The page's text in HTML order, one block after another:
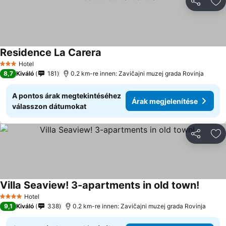
3 Kategória
Hotel
Residence La Carera
8,7 Kiváló 181 0.2 km-re innen: Zavičajni muzej grada Rovinja
A pontos árak megtekintéséhez
válasszon dátumokat
Árak megjelenítése
4 KategóriaHotel
Villa Seaview! 3-apartments in old town!
9,1 Kiváló 338 0.2 km-re innen: Zavičajni muzej grada Rovinja